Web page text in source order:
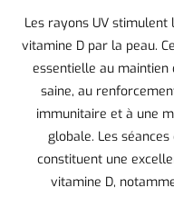
Les rayons UV stimulent
vitamine D par la peau.
essentielle au maintien
saine, au
immunitaire et à une
globale. Les
constituent une
vitamine D,